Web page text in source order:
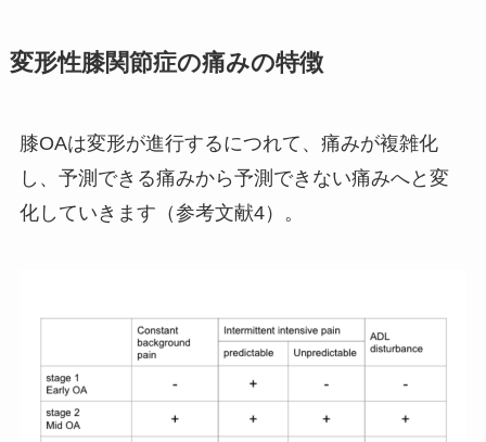
変形性膝関節症の痛みの特徴
膝OAは変形が進行するにつれて、痛みが複雑化
し、予測できる痛みから予測できない痛みへと変
化していきます（参考文献4）。